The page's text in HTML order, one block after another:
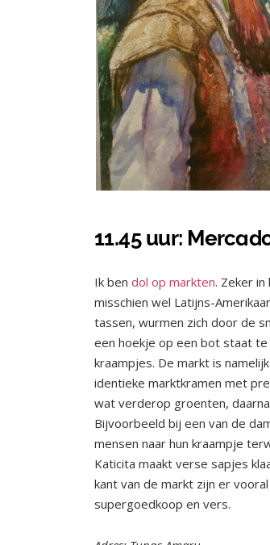
11.45 uur:
Ik ben dol op markten. Zeker
misschien wel Latijns-
tassen, wurmen zich door de
een hoekje op een bot staat te
kraampjes. De markt is
identieke marktkramen met
wat verderop groenten,
Bijvoorbeeld bij een van de
mensen naar hun kraampje
Katicita maakt verse sapjes
kant van de markt zijn er
supergoedkoop en vers.